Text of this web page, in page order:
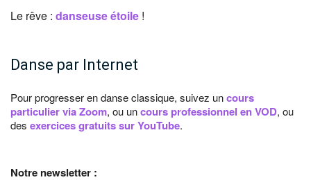
Le rêve : danseuse étoile !
Danse par Internet
Pour progresser en danse classique, suivez uncours
particulier via Zoom, ou uncours professionnel en VOD, ou
des exercices gratuits sur YouTube.
Notre newsletter :